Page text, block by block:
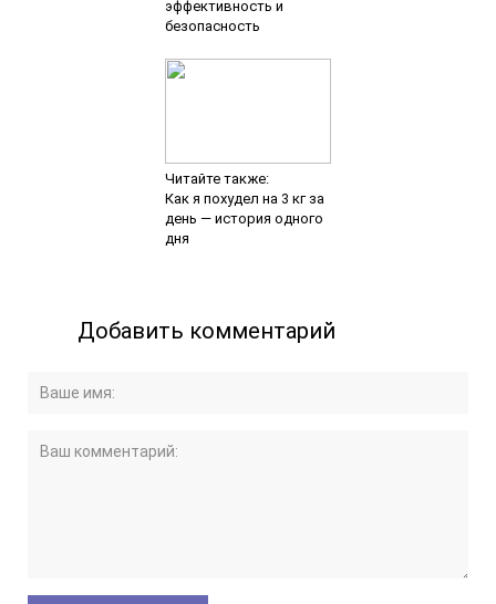
эффективность и
безопасность
Читайте также:
Как я похудел на 3 кг за
день — история одного
дня
Добавить комментарий